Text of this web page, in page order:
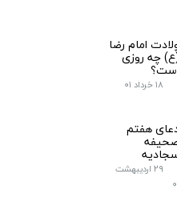
امام رضا
چه روزی
۱۸ خرداد ۰۱
هفتم
۲۹ اردیبهشت